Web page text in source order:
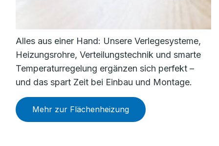
Alles aus einer Hand: Unsere Verlegesysteme,
Heizungsrohre, Verteilungstechnik und smarte
Temperaturregelung ergänzen sich perfekt –
und das spart Zeit bei Einbau und Montage.
Mehr zur Flächenheizung